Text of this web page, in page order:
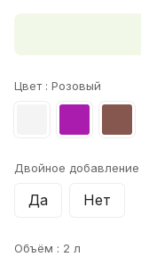
Цвет : Розовый
Двойное добавление
Да Нет
Объём : 2 л